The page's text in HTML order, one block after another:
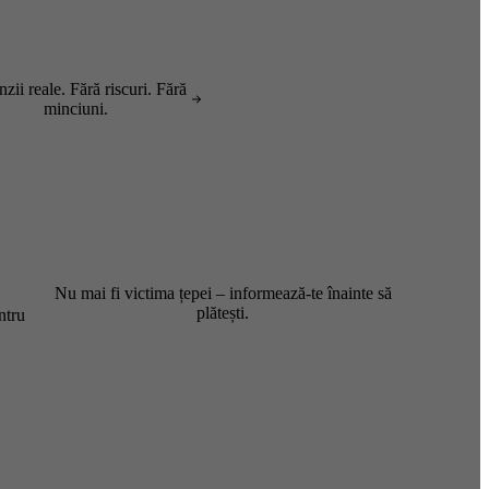
reale. Fără riscuri. Fără
minciuni.
Nu mai fi victima țepei – informează-te înainte să
plătești.